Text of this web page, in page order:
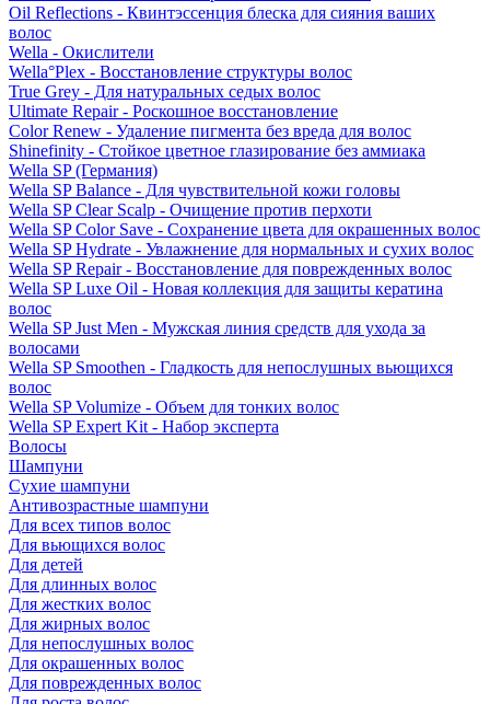
Oil Reflections - Квинтэссенция блеска для сияния ваших
волос
Wella - Окислители
Wella°Plex - Восстановление структуры волос
True Grey - Для натуральных седых волос
Ultimate Repair - Роскошное восстановление
Color Renew - Удаление пигмента без вреда для волос
Shinefinity - Стойкое цветное глазирование без аммиака
Wella SP (Германия)
Wella SP Balance - Для чувствительной кожи головы
Wella SP Clear Scalp - Очищение против перхоти
Wella SP Color Save - Сохранение цвета для окрашенных волос
Wella SP Hydrate - Увлажнение для нормальных и сухих волос
Wella SP Repair - Восстановление для поврежденных волос
Wella SP Luxe Oil - Новая коллекция для защиты кератина
волос
Wella SP Just Men - Мужская линия средств для ухода за
волосами
Wella SP Smoothen - Гладкость для непослушных вьющихся
волос
Wella SP Volumize - Объем для тонких волос
Wella SP Expert Kit - Набор эксперта
Волосы
Шампуни
Сухие шампуни
Антивозрастные шампуни
Для всех типов волос
Для вьющихся волос
Для детей
Для длинных волос
Для жестких волос
Для жирных волос
Для непослушных волос
Для окрашенных волос
Для поврежденных волос